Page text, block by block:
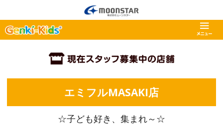
エミフルMASAKI店
☆子ども好き、集まれ～☆